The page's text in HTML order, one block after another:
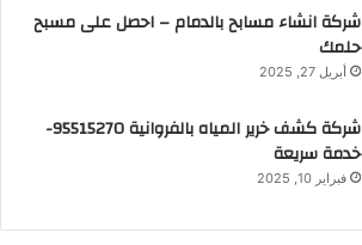
شركة انشاء مسابح بالدمام – احصل على مسبح
حلمك
أبريل 27, 2025
شركة كشف خرير المياه بالفروانية 95515270-
خدمة سريعة
فبراير 10, 2025